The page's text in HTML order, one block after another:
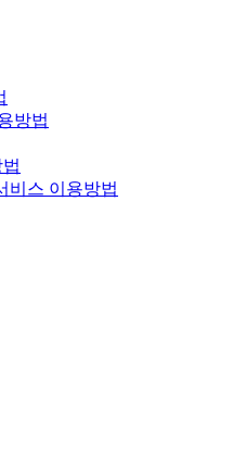
방법
비스 이용방법